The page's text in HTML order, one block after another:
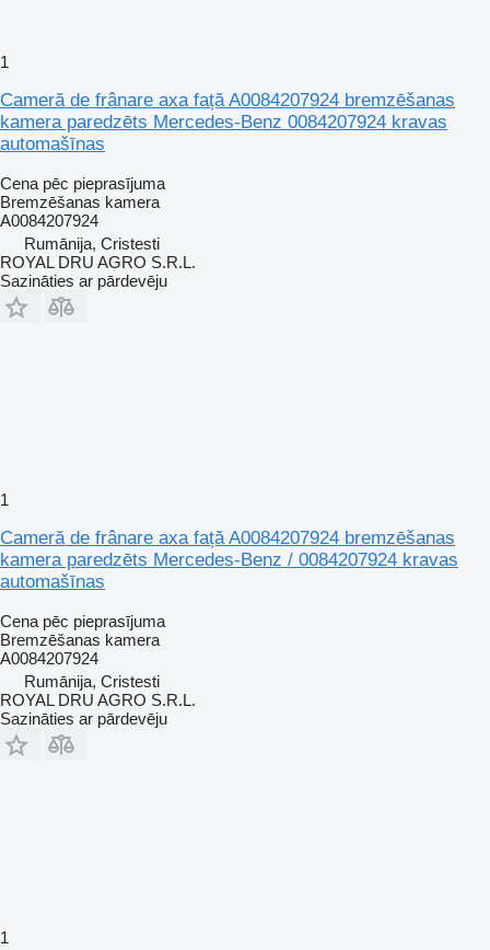
1
Cameră de frânare axa față A0084207924 bremzēšanas
kamera paredzēts Mercedes-Benz 0084207924 kravas
automašīnas
Cena pēc pieprasījuma
Bremzēšanas kamera
A0084207924
Rumānija, Cristesti
ROYAL DRU AGRO S.R.L.
Sazināties ar pārdevēju
1
Cameră de frânare axa față A0084207924 bremzēšanas
kamera paredzēts Mercedes-Benz / 0084207924 kravas
automašīnas
Cena pēc pieprasījuma
Bremzēšanas kamera
A0084207924
Rumānija, Cristesti
ROYAL DRU AGRO S.R.L.
Sazināties ar pārdevēju
1